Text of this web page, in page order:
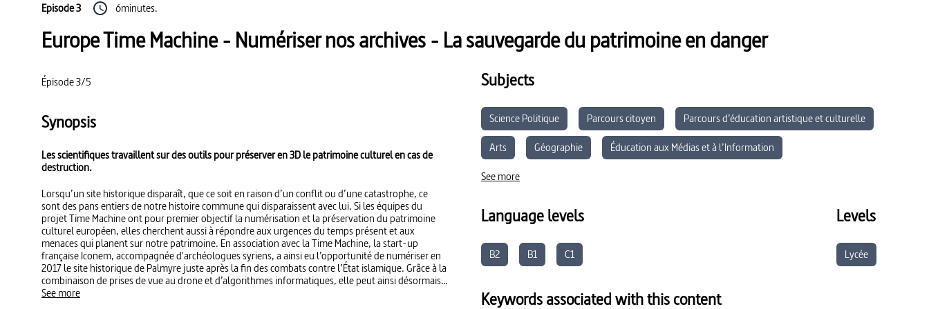
Episode 3 6minutes.
Europe Time Machine - Numériser nos archives - La sauvegarde du patrimoine en danger
Épisode 3/5
Synopsis
Les scientifiques travaillent sur des outils pour préserver en 3D le patrimoine culturel en cas de
destruction.
Lorsqu’un site historique disparaît, que ce soit en raison d’un conflit ou d’une catastrophe, ce
sont des pans entiers de notre histoire commune qui disparaissent avec lui. Si les équipes du
projet Time Machine ont pour premier objectif la numérisation et la préservation du patrimoine
culturel européen, elles cherchent aussi à répondre aux urgences du temps présent et aux
menaces qui planent sur notre patrimoine. En association avec la Time Machine, la start-up
française Iconem, accompagnée d'archéologues syriens, a ainsi eu l’opportunité de numériser en
2017 le site historique de Palmyre juste après la fin des combats contre l’État islamique. Grâce à la
combinaison de prises de vue au drone et d’algorithmes informatiques, elle peut ainsi désormais
travailler à la reconstruction virtuelle des sites endommagés. Cette technique reprend les
See more
Subjects
Science Politique Parcours citoyen
Parcours d’éducation artistique et culturelle
Arts
Géographie
Éducation aux Médias et à l’Information
See more
Language levels
B2 B1 C1
Levels
Lycée
Keywords associated with this content